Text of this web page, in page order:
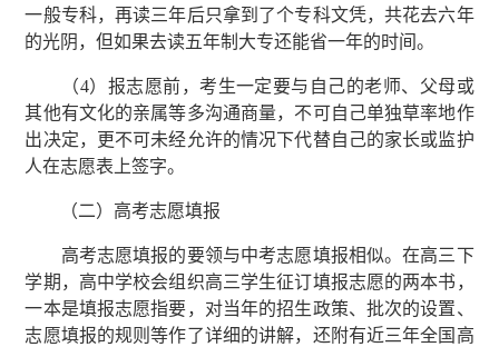
一般专科，再读三年后只拿到了个专科文凭，共花去六年
的光阴，但如果去读五年制大专还能省一年的时间。
（4）报志愿前，考生一定要与自己的老师、父母或
其他有文化的亲属等多沟通商量，不可自己单独草率地作
出决定，更不可未经允许的情况下代替自己的家长或监护
人在志愿表上签字。
（二）高考志愿填报
高考志愿填报的要领与中考志愿填报相似。在高三下
学期，高中学校会组织高三学生征订填报志愿的两本书，
一本是填报志愿指要，对当年的招生政策、批次的设置、
志愿填报的规则等作了详细的讲解，还附有近三年全国高